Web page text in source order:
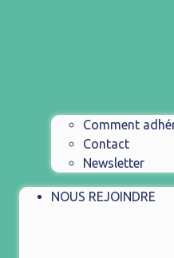
Comment
Contact
Newsletter
NOUS REJOINDRE